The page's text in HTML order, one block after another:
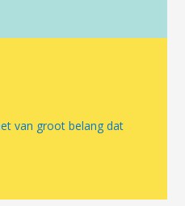
van groot belang dat